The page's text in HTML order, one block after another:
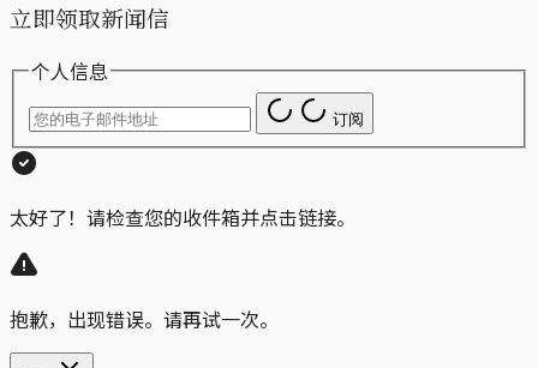
立即领取新闻信
个人信息
订阅
太好了！请检查您的收件箱并点击链接。
抱歉，出现错误。请再试一次。